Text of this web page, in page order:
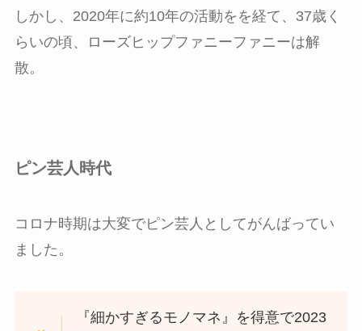
しかし、2020年に約10年の活動をを経て、37歳く
らいの頃、ローズヒップファニーファニーは解
散。
ピン芸人時代
コロナ時期は大変でピン芸人としてがんばってい
ました。
『細かすぎるモノマネ』を得意で2023